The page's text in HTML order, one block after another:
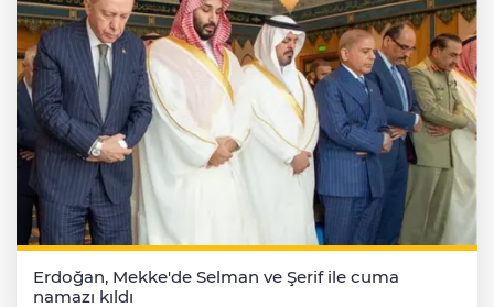
Erdoğan, Mekke'de Selman ve Şerif ile cuma
namazı kıldı